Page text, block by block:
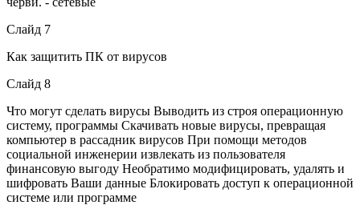
Слайд 7
Как защитить ПК от вирусов
Слайд 8
Что могут сделать вирусы Выводить из строя операционную
систему, программы Скачивать новые вирусы, превращая
компьютер в рассадник вирусов При помощи методов
социальной инженерии извлекать из пользователя
финансовую выгоду Необратимо модифицировать, удалять и
шифровать Ваши данные Блокировать доступ к операционной
системе или программе